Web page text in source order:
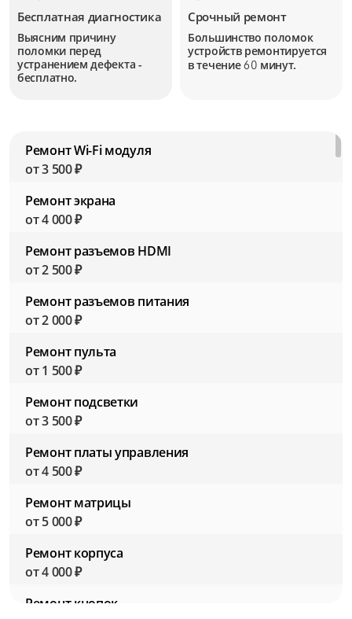
Бесплатная диагностика
Выясним причину
поломки перед
устранением дефекта -
бесплатно.
Срочный ремонт
Большинство поломок
устройств ремонтируется
в течение60 минут.
Ремонт Wi-Fi модуля
от 3 500 ₽
Ремонт экрана
от 4 000 ₽
Ремонт разъемов HDMI
от 2 500 ₽
Ремонт разъемов питания
от 2 000 ₽
Ремонт пульта
от 1 500 ₽
Ремонт подсветки
от 3 500 ₽
Ремонт платы управления
от 4 500 ₽
Ремонт матрицы
от 5 000 ₽
Ремонт корпуса
от 4 000 ₽
Ремонт кнопок